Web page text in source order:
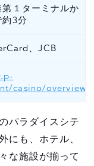
１ターミナルか
約3分
、JCB
casino/overview
パラダイスシテ
にも、ホテル、
な施設が揃って